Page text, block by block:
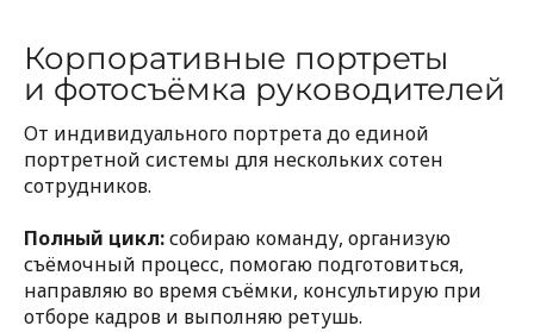
Корпоративные портреты
и фотосъёмка руководителей
От индивидуального портрета до единой
портретной системы для нескольких сотен
сотрудников.
Полный цикл:собираю команду, организую
съёмочный процесс, помогаю подготовиться,
направляю во время съёмки, консультирую при
отборе кадров и выполняю ретушь.